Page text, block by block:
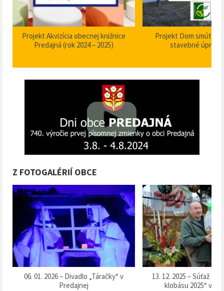
Projekt Akvizícia obecnej knižnice
Predajná (rok 2024 – 2025)
Projekt Dom smútku
stavebné úpravy
Z FOTOGALÉRIÍ OBCE
06. 01. 2026 – Divadlo „Táračky“ v
Predajnej
13. 12. 2025 – Súťaž o
klobásu 2025“ v